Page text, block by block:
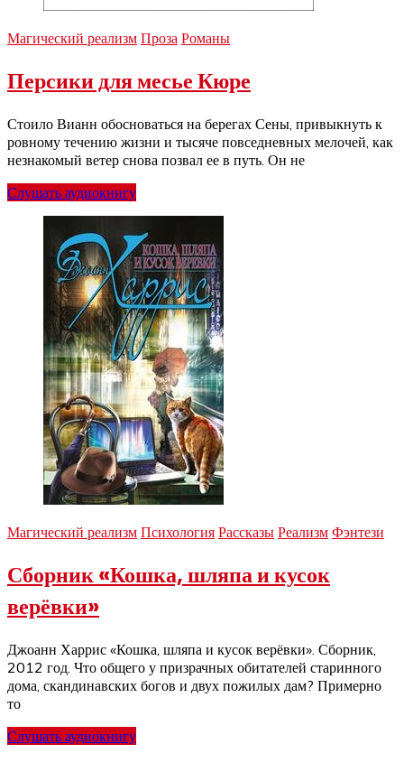
Магический реализм Проза Романы
Персики для месье Кюре
Стоило Вианн обосноваться на берегах Сены, привыкнуть к
ровному течению жизни и тысяче повседневных мелочей, как
незнакомый ветер снова позвал ее в путь. Он не
Слушать аудиокнигу
Магический реализм Психология Рассказы Реализм Фэнтези
Сборник «Кошка, шляпа и кусок
верёвки»
Джоанн Харрис «Кошка, шляпа и кусок верёвки». Сборник,
2012 год. Что общего у призрачных обитателей старинного
дома, скандинавских богов и двух пожилых дам? Примерно
то
Слушать аудиокнигу